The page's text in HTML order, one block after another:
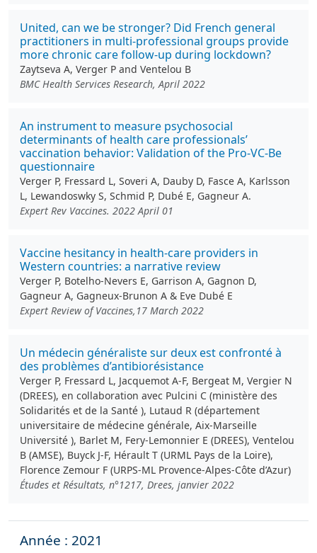
United, can we be stronger? Did French general
practitioners in multi-professional groups provide
more chronic care follow-up during lockdown?
Zaytseva A, Verger P and Ventelou B
BMC Health Services Research, April 2022
An instrument to measure psychosocial
determinants of health care professionals’
vaccination behavior: Validation of the Pro-VC-Be
questionnaire
Verger P, Fressard L, Soveri A, Dauby D, Fasce A, Karlsson
L, Lewandoswky S, Schmid P, Dubé E, Gagneur A.
Expert Rev Vaccines. 2022 April 01
Vaccine hesitancy in health-care providers in
Western countries: a narrative review
Verger P, Botelho-Nevers E, Garrison A, Gagnon D,
Gagneur A, Gagneux-Brunon A & Eve Dubé E
Expert Review of Vaccines,17 March 2022
Un médecin généraliste sur deux est confronté à
des problèmes d’antibiorésistance
Verger P, Fressard L, Jacquemot A-F, Bergeat M, Vergier N
(DREES), en collaboration avec Pulcini C (ministère des
Solidarités et de la Santé ), Lutaud R (département
universitaire de médecine générale, Aix-Marseille
Université ), Barlet M, Fery-Lemonnier E (DREES), Ventelou
B (AMSE), Buyck J-F, Hérault T (URML Pays de la Loire),
Florence Zemour F (URPS-ML Provence-Alpes-Côte d’Azur)
Études et Résultats, n°1217, Drees, janvier 2022
Année : 2021